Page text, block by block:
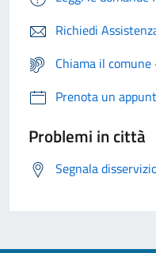
Richiedi
Chiama il
Prenota un
Problemi in città
Segnala